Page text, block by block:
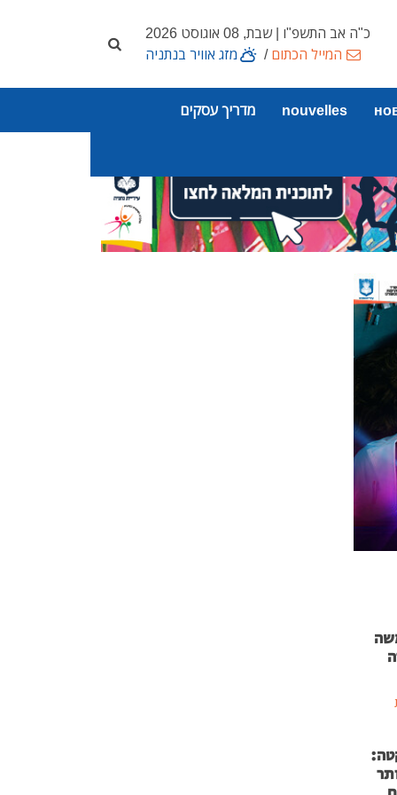
כ"ה אב התשפ"ו | שבת, 08 אוגוסט 2026
המייל הכתום/ מזג אוויר בנתניה
nouvelles מדריך עסקים
נמשה
אותר